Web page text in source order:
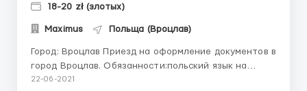
18-20 zł (злотых)
Maximus Польща (Вроцлав)
Город: Вроцлав Приезд на оформление документов в
город Вроцлав. Обязанности:польский язык на
начальном уровне, чтение рисунков обязательно,
22-06-2021